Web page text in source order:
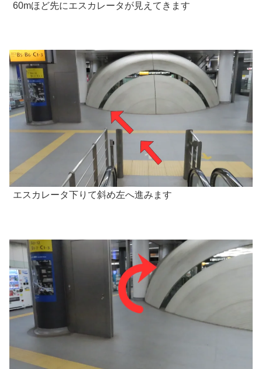
60mほど先にエスカレータが見えてきます
エスカレータ下りて斜め左へ進みます